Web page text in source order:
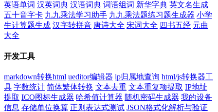
英语单词 汉英词典 汉语词典 词语组词 新华字典 英文名生成
五十音字卡 九九乘法学习助手 九九乘法题练习题生成器 小学
生计算题生成 汉字转拼音 唐诗大全 宋词大全 四书五经 元曲
大全
开发工具
markdown转换html ueditor编辑器 ip归属地查询 html/js转换器工
具 字数统计 简体繁体转换 文本去重 文本重复项提取 IP地址
提取 ICO图标生成器 哈希值计算器 随机密码生成器 我的设备
信息 存储单位换算 正则表达式测试 JSON格式化解析与验证